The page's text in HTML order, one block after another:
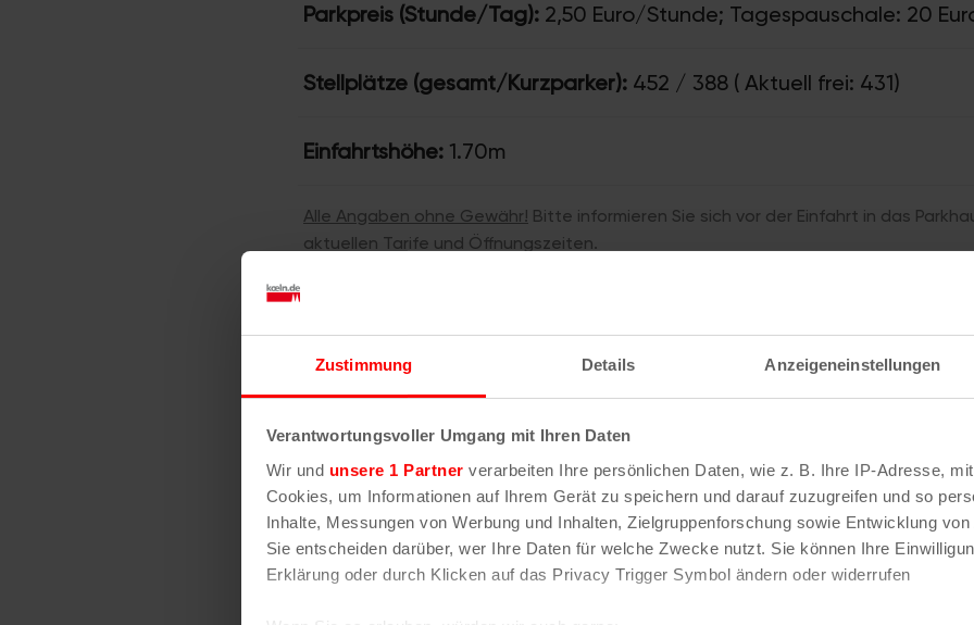
Zustimmung Details Anzeigeneinstellungen
Verantwortungsvoller Umgang mit Ihren Daten
Wir und unsere 1 Partner verarbeiten Ihre persönlichen Daten, wie z. B. Ihre IP-Adresse,
Cookies, um Informationen auf Ihrem Gerät zu speichern und darauf zuzugreifen und so
Inhalte, Messungen von Werbung und Inhalten, Zielgruppenforschung sowie Entwicklung
Sie entscheiden darüber, wer Ihre Daten für welche Zwecke nutzt. Sie können Ihre
Erklärung oder durch Klicken auf das Privacy Trigger Symbol ändern oder widerrufen
Parkpreis (Stunde/Tag): 2,50 Euro/Stunde; Tagespauschale: 20
Stellplätze (gesamt/Kurzparker): 452 / 388 ( Aktuell frei: 431)
Einfahrtshöhe: 1.70m
Alle Angaben ohne Gewähr! Bitte informieren Sie sich vor der Einfahrt in das
aktuellen Tarife und Öffnungszeiten.
Belegungsdaten-Quelle: Parkleitsystem bzw. https://offenedaten-koeln.de/